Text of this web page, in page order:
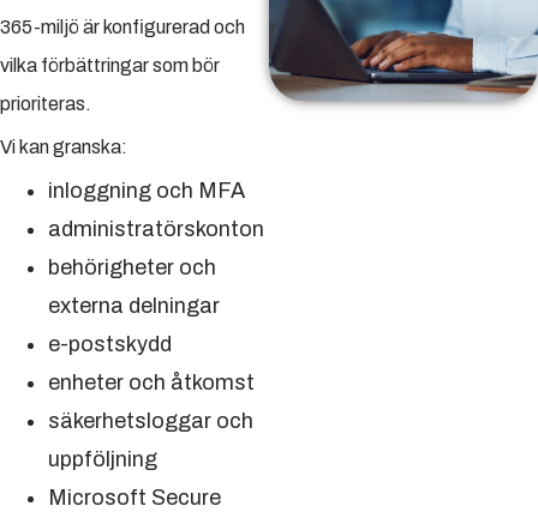
365-miljö är konfigurerad och
vilka förbättringar som bör
prioriteras.
Vi kan granska:
inloggning och MFA
administratörskonton
behörigheter och
externa delningar
e-postskydd
enheter och åtkomst
säkerhetsloggar och
uppföljning
Microsoft Secure